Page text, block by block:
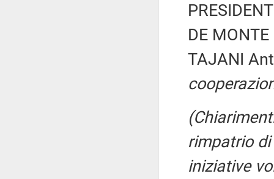
DE
TAJANI
rimpatrio
iniziative